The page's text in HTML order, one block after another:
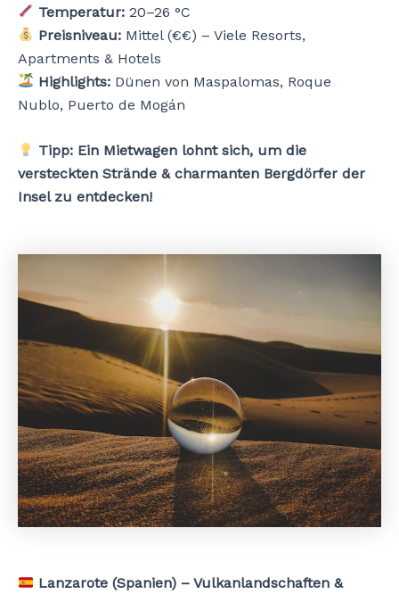
Temperatur: 20–26 °C
Preisniveau: Mittel (€€) – Viele Resorts,
Apartments & Hotels
Highlights: Dünen von Maspalomas, Roque
Nublo, Puerto de Mogán
Tipp: Ein Mietwagen lohnt sich, um die
versteckten Strände & charmanten Bergdörfer der
Insel zu entdecken!
Lanzarote (Spanien) – Vulkanlandschaften &